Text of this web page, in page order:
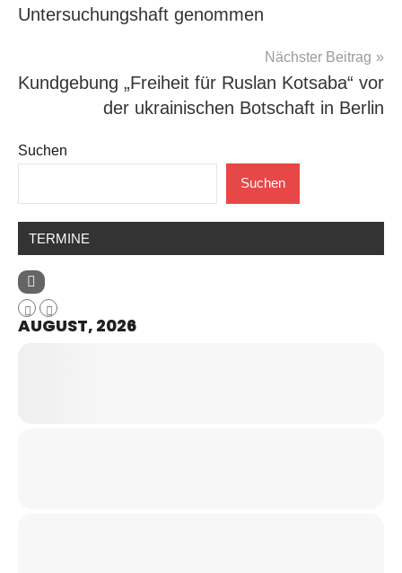
Untersuchungshaft genommen
Nächster Beitrag
Kundgebung „Freiheit für Ruslan Kotsaba“ vor
der ukrainischen Botschaft in Berlin
Suchen
Suchen
TERMINE
AUGUST, 2026